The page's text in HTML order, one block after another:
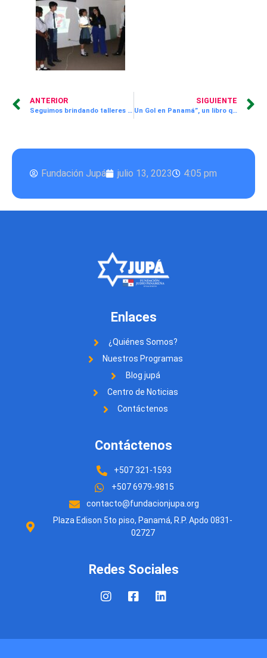
ANTERIOR
Seguimos brindando talleres de orientación vocacional a los estudiantes de nuestro programa ¡Supérate! JUPÁ con el apoyo de egresados
SIGUIENTE
Un Gol en Panamá”, un libro que le enseña a los niños que a pesar de ser diferentes a los demás podemos encontrar algo en común que nos une, es presentado a los niños y niñas del programa Aprende Divirtiéndote
Fundación Jupá julio 13, 2023 4:05 pm
Enlaces
¿Quiénes Somos?
Nuestros Programas
Blog jupá
Centro de Noticias
Contáctenos
Contáctenos
+507 321-1593
+507 6979-9815
contacto@fundacionjupa.org
Plaza Edison 5to piso, Panamá, R.P. Apdo 0831-
02727
Redes Sociales